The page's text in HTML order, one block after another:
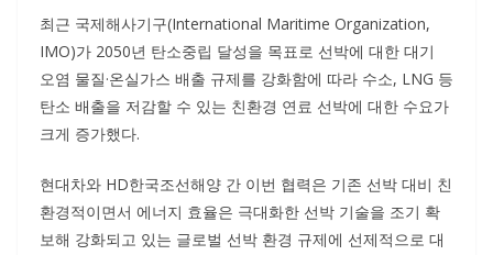
최근 국제해사기구(International Maritime Organization,
IMO)가 2050년 탄소중립 달성을 목표로 선박에 대한 대기
오염 물질·온실가스 배출 규제를 강화함에 따라 수소, LNG 등
탄소 배출을 저감할 수 있는 친환경 연료 선박에 대한 수요가
크게 증가했다.
현대차와 HD한국조선해양 간 이번 협력은 기존 선박 대비 친
환경적이면서 에너지 효율은 극대화한 선박 기술을 조기 확
보해 강화되고 있는 글로벌 선박 환경 규제에 선제적으로 대